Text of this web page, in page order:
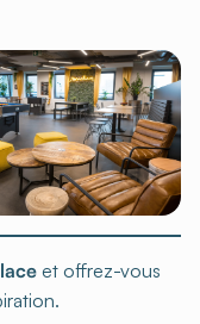
et offrez-vous